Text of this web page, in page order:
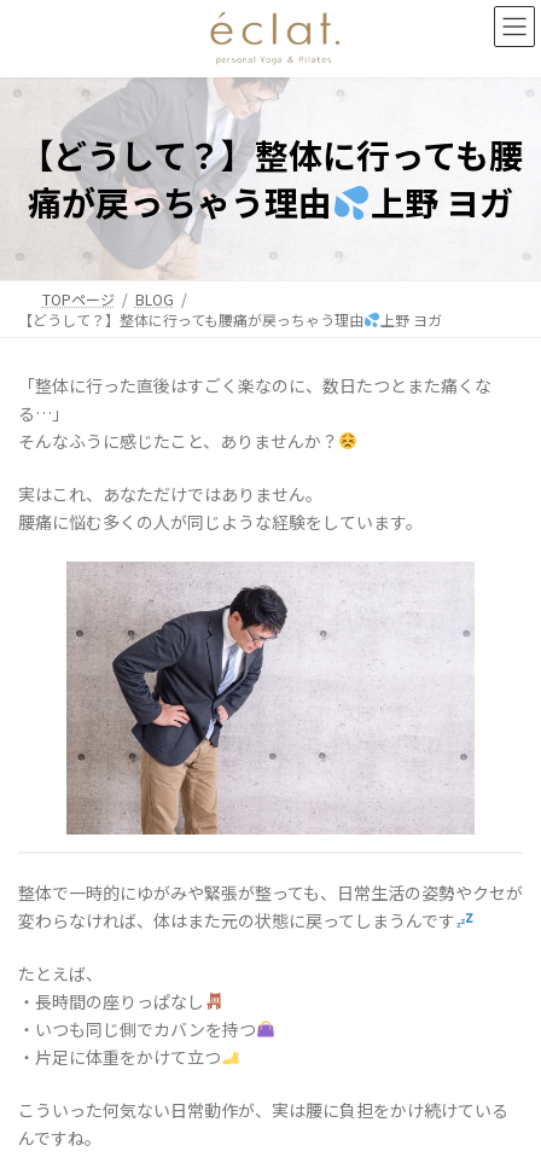
ン
ー
【どうして？】整体に行っても腰
痛が戻っちゃう理由
上野 ヨガ
TOPページ
BLOG
【どうして？】整体に行っても腰痛が戻っちゃう理由
上野 ヨガ
「整体に行った直後はすごく楽なのに、数日たつとまた痛くな
る…」
そんなふうに感じたこと、ありませんか？
実はこれ、あなただけではありません。
腰痛に悩む多くの人が同じような経験をしています。
整体で一時的にゆがみや緊張が整っても、日常生活の姿勢やクセが
変わらなければ、体はまた元の状態に戻ってしまうんです
たとえば、
・長時間の座りっぱなし
・いつも同じ側でカバンを持つ
・片足に体重をかけて立つ
こういった何気ない日常動作が、実は腰に負担をかけ続けている
んですね。